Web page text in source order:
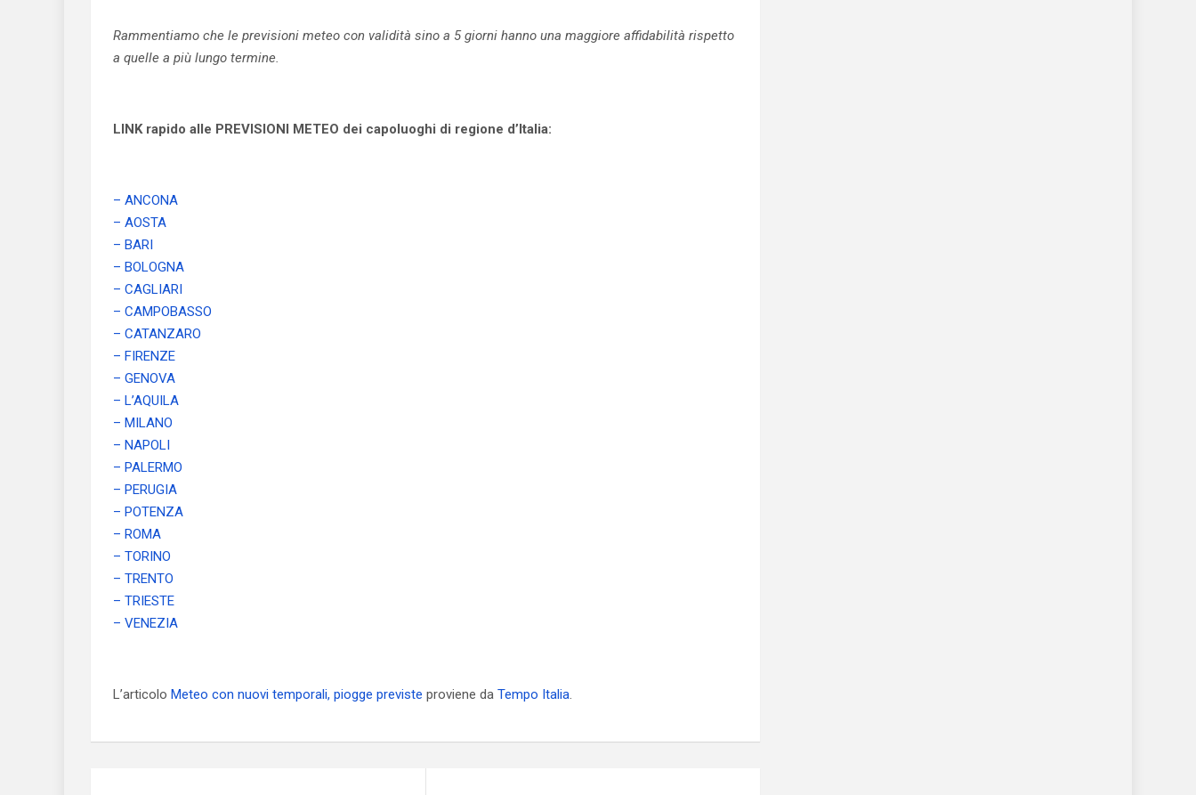
Rammentiamo che le previsioni meteo con validità sino a 5 giorni hanno una maggiore affidabilità rispetto
a quelle a più lungo termine.
LINK rapido alle PREVISIONI METEO dei capoluoghi di regione d’Italia:
– ANCONA
– AOSTA
– BARI
– BOLOGNA
– CAGLIARI
– CAMPOBASSO
– CATANZARO
– FIRENZE
– GENOVA
– L’AQUILA
– MILANO
– NAPOLI
– PALERMO
– PERUGIA
– POTENZA
– ROMA
– TORINO
– TRENTO
– TRIESTE
– VENEZIA
L’articolo Meteo con nuovi temporali, piogge previste proviene da Tempo Italia.